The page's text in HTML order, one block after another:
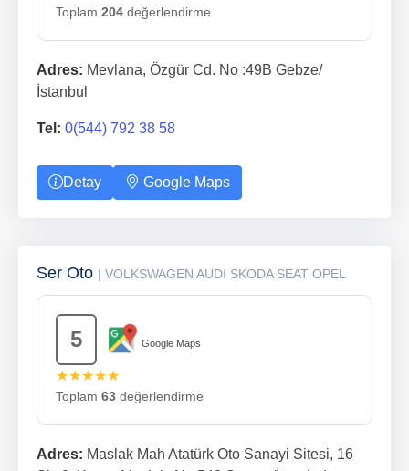
Toplam 204 değerlendirme
Adres: Mevlana, Özgür Cd. No :49B Gebze/
İstanbul
Tel: 0(544) 792 38 58
Detay Google Maps
Ser Oto | VOLKSWAGEN AUDI SKODA SEAT OPEL
5 Google Maps
★★★★★
Toplam 63 değerlendirme
Adres: Maslak Mah Atatürk Oto Sanayi Sitesi, 16